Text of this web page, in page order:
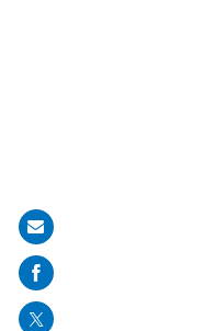
Share
on
mail